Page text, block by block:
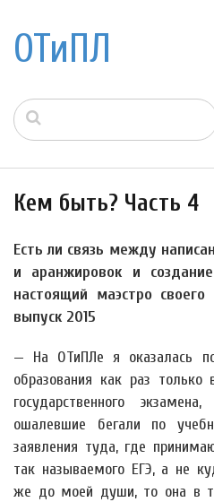
ОТиПЛ
Кем быть? Часть 4
Есть ли связь между
и аранжировок и
настоящий маэстро
выпуск 2015
— На ОТиПЛе я оказалась
образования как раз только
государственного
ошалевшие бегали по
заявления туда, где
так называемого ЕГЭ, а не
же до моей души, то она в